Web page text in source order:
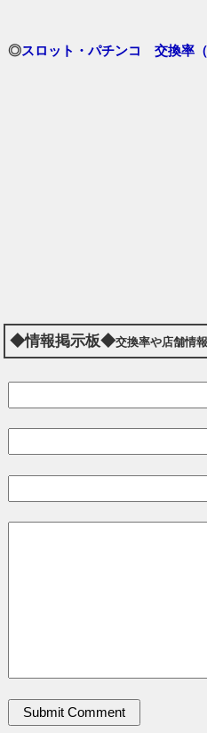
◎スロット・パチンコ 交換率
◆情報掲示板◆交換率や店舗情